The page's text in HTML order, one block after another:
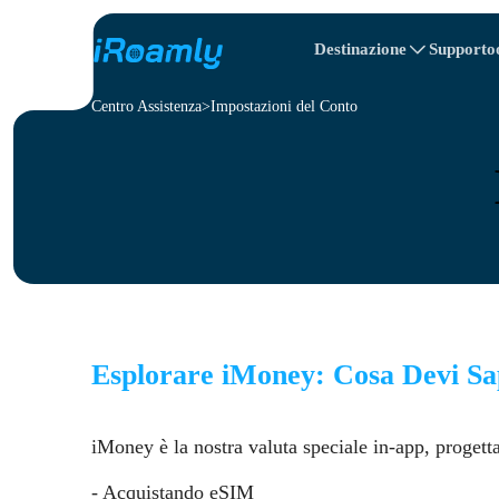
Destinazione
eSIM locali
Repubblica
Itinerario di viaggio
Centro Assistenza Impostazioni del Conto
Esplorare iMoney: Cosa Devi
iMoney è la nostra valuta speciale in-app,
- Acquistando eSIM